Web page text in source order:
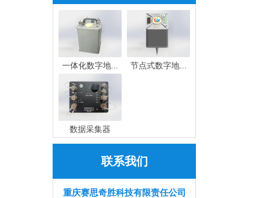
一体化数字地... 节点式数字地...
数据采集器
联系我们
重庆赛思奇胜科技有限责任公司